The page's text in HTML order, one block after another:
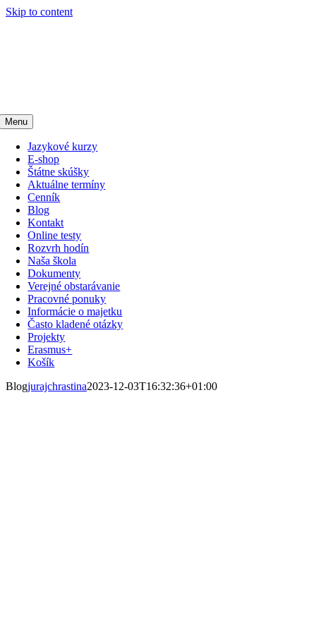
Skip to content
Menu
Jazykové kurzy
E-shop
Štátne skúšky
Aktuálne termíny
Cenník
Blog
Kontakt
Online testy
Rozvrh hodín
Naša škola
Dokumenty
Verejné obstarávanie
Pracovné ponuky
Informácie o majetku
Často kladené otázky
Projekty
Erasmus+
Košík
Blogjurajchrastina2023-12-03T16:32:36+01:00